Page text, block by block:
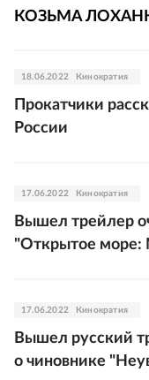
КОЗЬМА
18.06.2022 Кинократия
Прокатчики
России
17.06.2022 Кинократия
Вышел трейлер
"Открытое море:
17.06.2022 Кинократия
Вышел русский
о чиновнике